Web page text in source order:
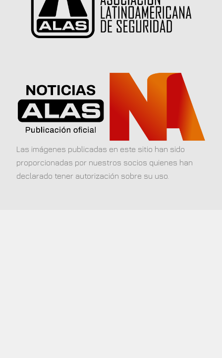
Las imágenes publicadas en este sitio han sido
proporcionadas por nuestros socios quienes han
declarado tener autorización sobre su uso.